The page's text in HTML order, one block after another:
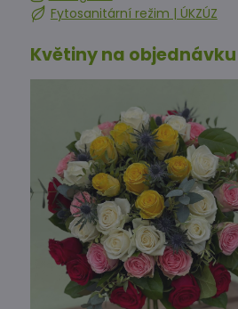
Fytosanitární režim | ÚKZÚZ
Květiny na objednávku